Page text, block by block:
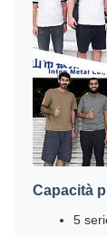
Capacità
5